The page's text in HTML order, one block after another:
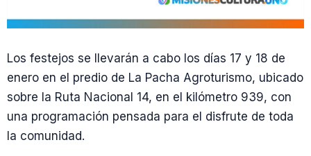
Los festejos se llevarán a cabo los días 17 y 18 de
enero en el predio de La Pacha Agroturismo, ubicado
sobre la Ruta Nacional 14, en el kilómetro 939, con
una programación pensada para el disfrute de toda
la comunidad.